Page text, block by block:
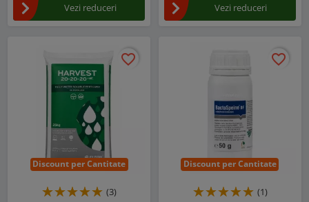
Vezi reduceri Vezi reduceri
Discount per Cantitate
favorite_border
favorite_border
(3)
Discount per Cantitate
favorite_border
favorite_border
(1)